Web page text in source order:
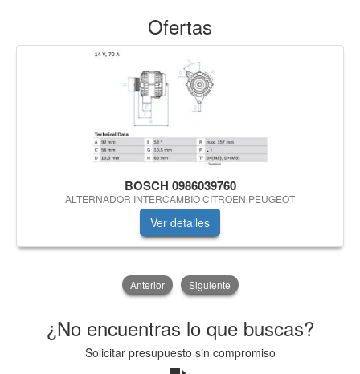
Ofertas
BOSCH 0986039760
ALTERNADOR INTERCAMBIO CITROEN PEUGEOT
Ver detalles
Anterior Siguiente
¿No encuentras lo que buscas?
Solicitar presupuesto sin compromiso